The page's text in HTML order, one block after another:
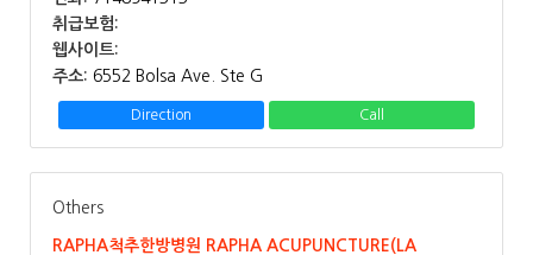
취급보험:
웹사이트:
주소: 6552 Bolsa Ave. Ste G
Direction Call
Others
RAPHA척추한방병원 RAPHA ACUPUNCTURE(LA